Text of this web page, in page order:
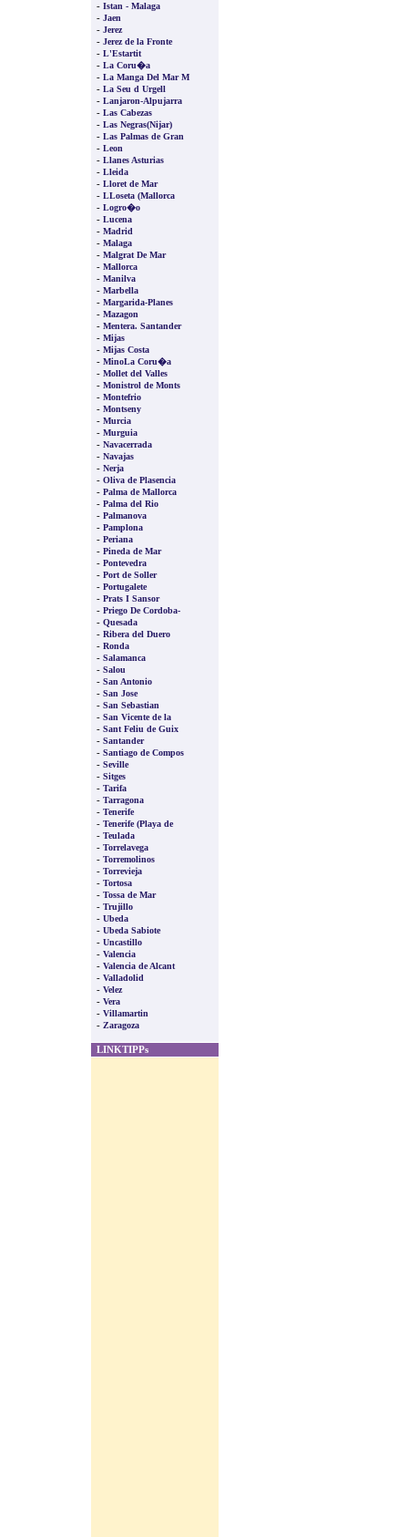
- Istan - Malaga
- Jaen
- Jerez
- Jerez de la Fronte
- L'Estartit
- La Coru�a
- La Manga Del Mar M
- La Seu d Urgell
- Lanjaron-Alpujarra
- Las Cabezas
- Las Negras(Nijar)
- Las Palmas de Gran
- Leon
- Llanes Asturias
- Lleida
- Lloret de Mar
- LLoseta (Mallorca
- Logro�o
- Lucena
- Madrid
- Malaga
- Malgrat De Mar
- Mallorca
- Manilva
- Marbella
- Margarida-Planes
- Mazagon
- Mentera. Santander
- Mijas
- Mijas Costa
- MinoLa Coru�a
- Mollet del Valles
- Monistrol de Monts
- Montefrio
- Montseny
- Murcia
- Murguia
- Navacerrada
- Navajas
- Nerja
- Oliva de Plasencia
- Palma de Mallorca
- Palma del Rio
- Palmanova
- Pamplona
- Periana
- Pineda de Mar
- Pontevedra
- Port de Soller
- Portugalete
- Prats I Sansor
- Priego De Cordoba-
- Quesada
- Ribera del Duero
- Ronda
- Salamanca
- Salou
- San Antonio
- San Jose
- San Sebastian
- San Vicente de la
- Sant Feliu de Guix
- Santander
- Santiago de Compos
- Seville
- Sitges
- Tarifa
- Tarragona
- Tenerife
- Tenerife (Playa de
- Teulada
- Torrelavega
- Torremolinos
- Torrevieja
- Tortosa
- Tossa de Mar
- Trujillo
- Ubeda
- Ubeda Sabiote
- Uncastillo
- Valencia
- Valencia de Alcant
- Valladolid
- Velez
- Vera
- Villamartin
- Zaragoza
LINKTIPPs